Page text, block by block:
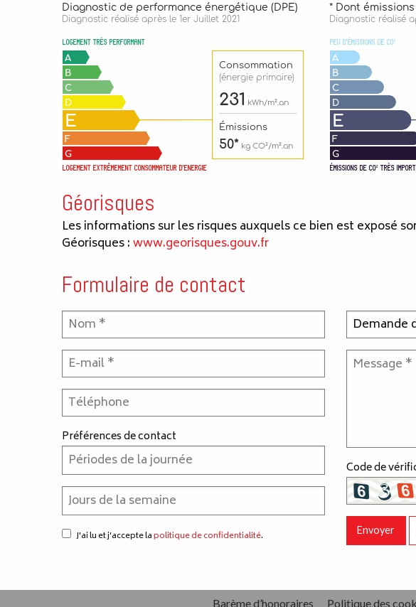
Géorisques
Les informations sur les risques auxquels ce bien est exposé
Géorisques :www.georisques.gouv.fr
Formulaire de contact
Préférences de contact
J'ai lu et j'accepte lapolitique de confidentialité.
Code de
Envoyer
Navigation secondaireBarème d’honoraires Politique des